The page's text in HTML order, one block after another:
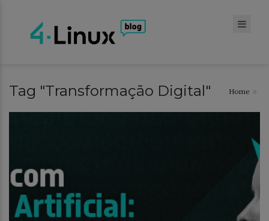
Tag "Transformação Digital" Home